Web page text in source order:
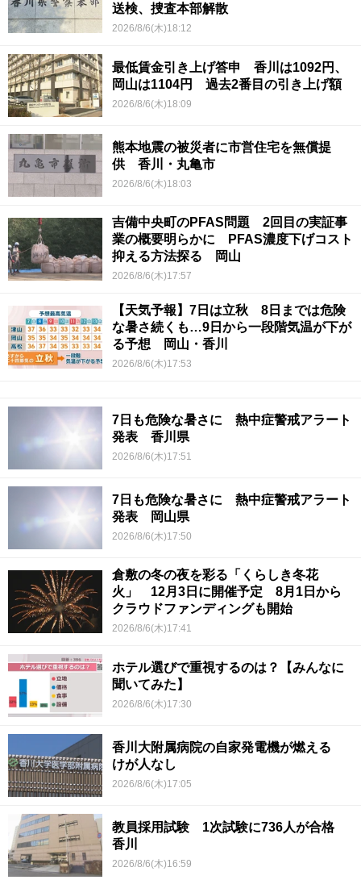
送検、捜査本部解散
2026/8/6(木)18:12
最低賃金引き上げ答申 香川は1092円、
岡山は1104円 過去2番目の引き上げ額
2026/8/6(木)18:09
熊本地震の被災者に市営住宅を無償提
供 香川・丸亀市
2026/8/6(木)18:03
吉備中央町のPFAS問題 2回目の実証事
業の概要明らかに PFAS濃度下げコスト
抑える方法探る 岡山
2026/8/6(木)17:57
【天気予報】7日は立秋 8日までは危険
な暑さ続くも…9日から一段階気温が下が
る予想 岡山・香川
2026/8/6(木)17:53
7日も危険な暑さに 熱中症警戒アラート
発表 香川県
2026/8/6(木)17:51
7日も危険な暑さに 熱中症警戒アラート
発表 岡山県
2026/8/6(木)17:50
倉敷の冬の夜を彩る「くらしき冬花
火」 12月3日に開催予定 8月1日から
クラウドファンディングも開始
2026/8/6(木)17:41
ホテル選びで重視するのは？【みんなに
聞いてみた】
2026/8/6(木)17:30
香川大附属病院の自家発電機が燃える
けが人なし
2026/8/6(木)17:05
教員採用試験 1次試験に736人が合格
香川
2026/8/6(木)16:59